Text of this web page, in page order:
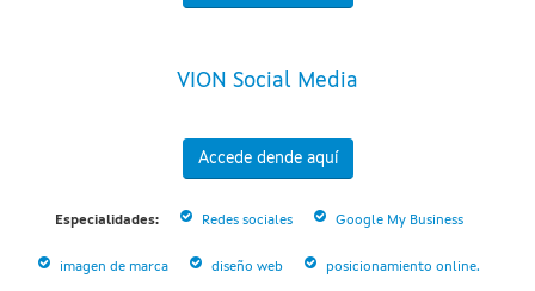
VION Social Media
Accede dende aquí
Especialidades: Redes sociales Google My Business
imagen de marca diseño web posicionamiento online.